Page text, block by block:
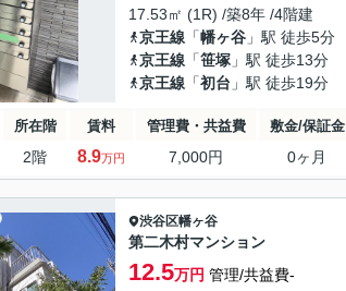
17.53㎡ (1R) /築8年 /4階建
京王線 「幡ヶ谷 」駅 徒歩5分
京王線 「笹塚 」駅 徒歩13分
京王線 「初台 」駅 徒歩19分
所在階 賃料 管理費・共益費 敷金/保証金
2階 8.9万円 7,000円 0ヶ月
渋谷区幡ヶ谷
第二木村マンション
12.5万円 管理/共益費-